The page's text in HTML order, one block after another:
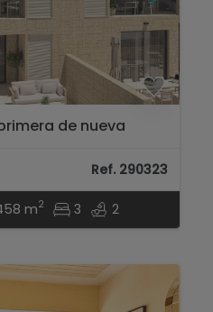
de nueva
Ref. 290323
m2 3 2